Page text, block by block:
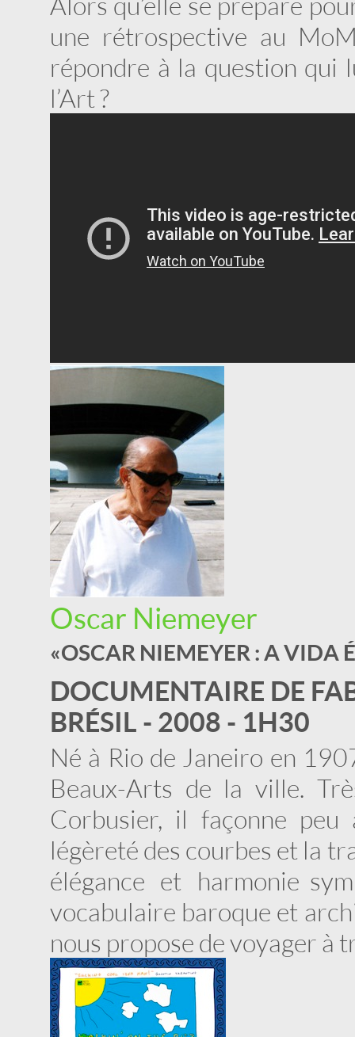
une rétrospective au
répondre à la question qui
l’Art ?
Oscar Niemeyer
« OSCAR NIEMEYER : A VIDA
DOCUMENTAIRE DE
BRÉSIL - 2008 - 1H30
Né à Rio de Janeiro en
Beaux-Arts de la ville.
Corbusier, il façonne
légèreté des courbes et la
élégance et harmonie
vocabulaire baroque et
nous propose de voyager à